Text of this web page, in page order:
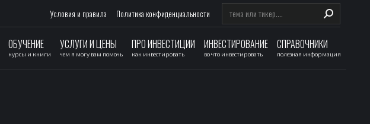
Условия и правила Политика конфиденциальности
ОБУЧЕНИЕ
курсы и книги
УСЛУГИ И ЦЕНЫ
чем я могу вам помочь
ПРО ИНВЕСТИЦИИ
как инвестировать
ИНВЕСТИРОВАНИЕ
во что инвестировать
СПРАВОЧНИКИ
полезная информация